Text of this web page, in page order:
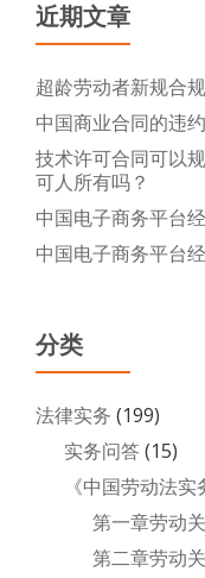
近期文章
超龄劳动者新规合
中国商业合同的违
技术许可合同可以
可人所有吗？
中国电子商务平台
中国电子商务平台
分类
法律实务 (199)
实务问答(15)
《中国劳动法实
第一章劳动
第二章劳动